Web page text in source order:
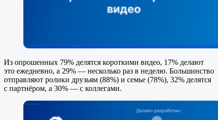
Из опрошенных 79% делятся короткими видео, 17% делают
это ежедневно, а 29% — несколько раз в неделю. Большинство
отправляют ролики друзьям (88%) и семье (78%), 32% делятся
с партнёром, а 30% — с коллегами.